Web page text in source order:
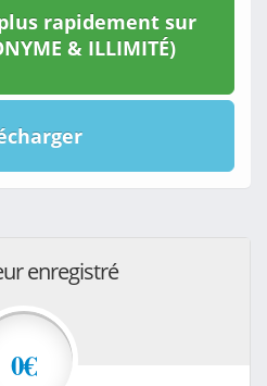
rapidement sur
& ILLIMITÉ)
enregistré
0€